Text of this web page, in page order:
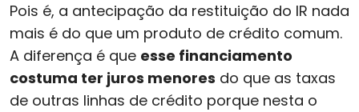
Pois é, a antecipação da restituição do IR nada
mais é do que um produto de crédito comum.
A diferença é que esse financiamento
costuma ter juros menores do que as taxas
de outras linhas de crédito porque nesta o